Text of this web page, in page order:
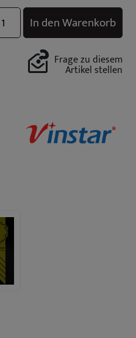
In den Warenkorb
Frage zu diesem
Artikel stellen